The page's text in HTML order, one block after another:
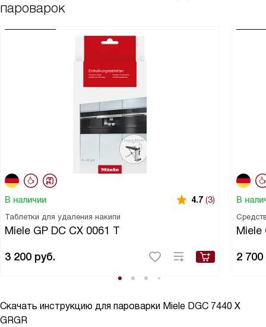
пароварок
В наличии 4.7 (3)
Таблетки для удаления накипи
Miele GP DC CX 0061 T
3 200 руб.
В
Miele
2 700
Скачать инструкцию для пароварки Miele DGC 7440 X
GRGR